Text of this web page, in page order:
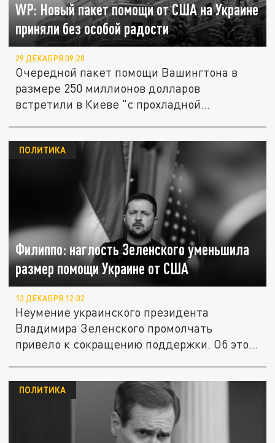
WP: Новый пакет помощи от США на Украине
приняли без особой радости
29 ДЕКАБРЯ 09:20
Очередной пакет помощи Вашингтона в
размере 250 миллионов долларов
встретили в Киеве "с прохладной...
Филиппо: наглость Зеленского уменьшила
размер помощи Украине от США
ПОЛИТИКА
13 ДЕКАБРЯ 12:02
Неумение украинского президента
Владимира Зеленского промолчать
привело к сокращению поддержки. Об этом
ПОЛИТИКА